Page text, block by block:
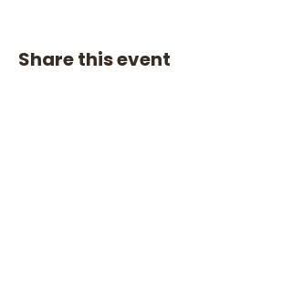
Share this event